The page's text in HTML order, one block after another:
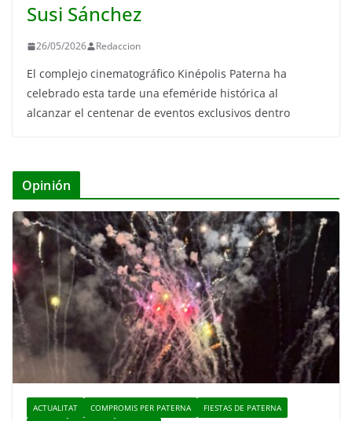
Susi Sánchez
26/05/2026 Redaccion
El complejo cinematográfico Kinépolis Paterna ha
celebrado esta tarde una efeméride histórica al
alcanzar el centenar de eventos exclusivos dentro
Opinión
ACTUALITAT COMPROMIS PER PATERNA
FIESTAS DE PATERNA